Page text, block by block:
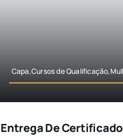
Capa,Cursos de
Entrega De